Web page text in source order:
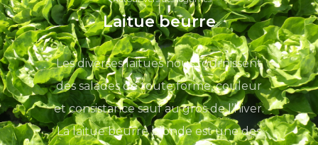
Laitue beurre
Les diverses laitues nous fournissent
des salades de toute forme, couleur
et consistance sauf au gros de l’hiver.
La laitue beurre blonde est une des